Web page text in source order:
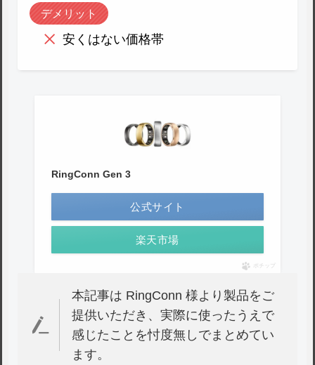
デメリット
安くはない価格帯
RingConn Gen 3
公式サイト
楽天市場
ポチップ
本記事は RingConn 様より製品をご
提供いただき、実際に使ったうえで
感じたことを忖度無しでまとめてい
ます。